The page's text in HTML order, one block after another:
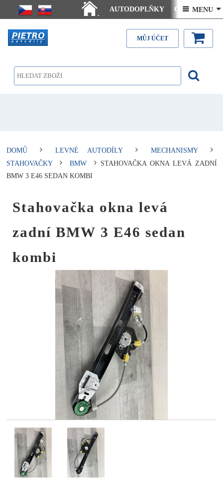
.
AUTODOPLŇKY Ceny doručení
Články - návody Kontakt
 MENU 
MŮJ ÚČET
DOMŮ LEVNÉ AUTODÍLY
MECHANISMY
STAHOVAČKY
BMW
STAHOVAČKA OKNA LEVÁ ZADNÍ
BMW 3 E46 SEDAN KOMBI
Stahovačka okna levá
zadní BMW 3 E46 sedan
kombi